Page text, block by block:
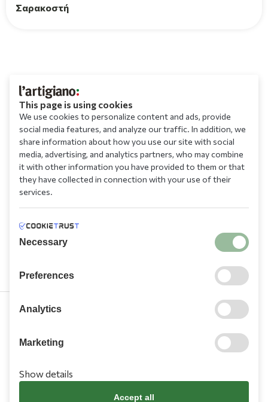
Σαρακοστή
This page is using cookies
We use cookies to personalize content and ads, provide
social media features, and analyze our traffic. In addition, we
share information about how you use our site with social
media, advertising, and analytics partners, who may combine
it with other information you have provided to them or that
they have collected in connection with your use of their
services.
Necessary
Preferences
Analytics
Marketing
Show details
Accept all